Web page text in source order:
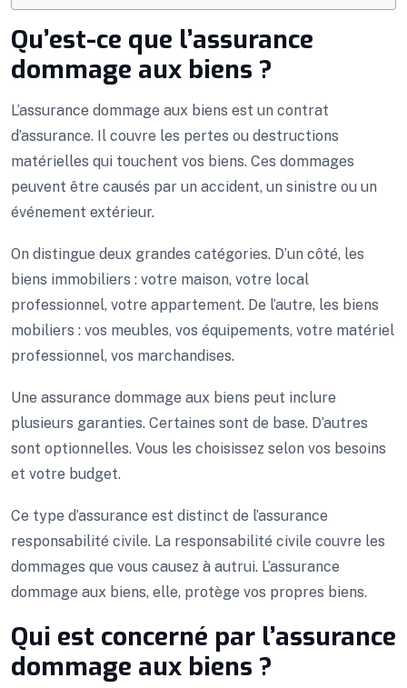
Qu’est-ce que l’assurance
dommage aux biens ?
L’assurance dommage aux biens est un contrat
d’assurance. Il couvre les pertes ou destructions
matérielles qui touchent vos biens. Ces dommages
peuvent être causés par un accident, un sinistre ou un
événement extérieur.
On distingue deux grandes catégories. D’un côté, les
biens immobiliers : votre maison, votre local
professionnel, votre appartement. De l’autre, les biens
mobiliers : vos meubles, vos équipements, votre matériel
professionnel, vos marchandises.
Une assurance dommage aux biens peut inclure
plusieurs garanties. Certaines sont de base. D’autres
sont optionnelles. Vous les choisissez selon vos besoins
et votre budget.
Ce type d’assurance est distinct de l’assurance
responsabilité civile. La responsabilité civile couvre les
dommages que vous causez à autrui. L’assurance
dommage aux biens, elle, protège vos propres biens.
Qui est concerné par l’assurance
dommage aux biens ?